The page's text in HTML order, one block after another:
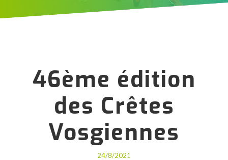
46ème édition
des Crêtes
Vosgiennes
24/8/2021